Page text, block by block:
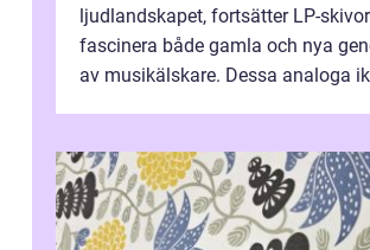
ljudlandskapet, fortsätter LP-
fascinera både gamla och nya
av musikälskare. Dessa analoga